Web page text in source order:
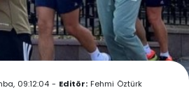
09:12:04 - Editör: Fehmi Öztürk